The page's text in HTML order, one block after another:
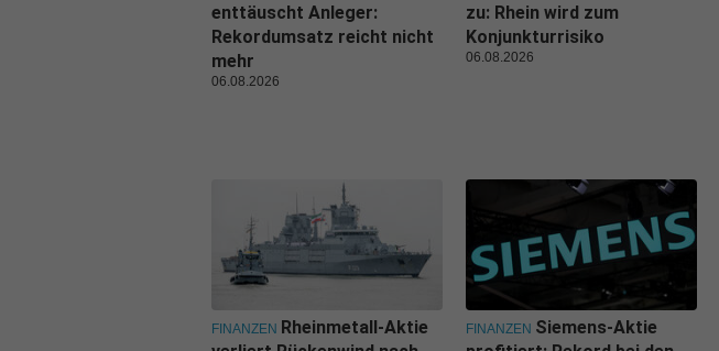
enttäuscht Anleger:
Rekordumsatz reicht nicht
mehr
06.08.2026
zu: Rhein wird zum
Konjunkturrisiko
06.08.2026
FINANZEN Rheinmetall-Aktie
FINANZEN Siemens-Aktie